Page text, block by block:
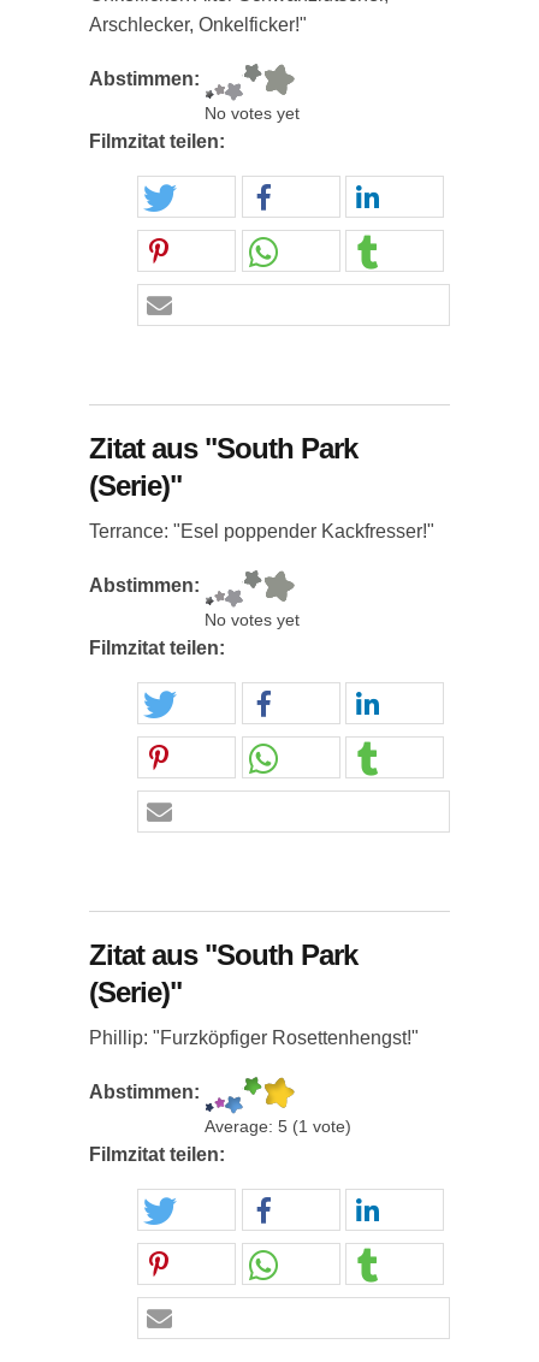
Arschlecker, Onkelficker!"
Abstimmen:
No votes yet
Filmzitat teilen:
Zitat aus "South Park
(Serie)"
Terrance: "Esel poppender Kackfresser!"
Abstimmen:
No votes yet
Filmzitat teilen:
Zitat aus "South Park
(Serie)"
Phillip: "Furzköpfiger Rosettenhengst!"
Abstimmen:
Average: 5 (1 vote)
Filmzitat teilen: